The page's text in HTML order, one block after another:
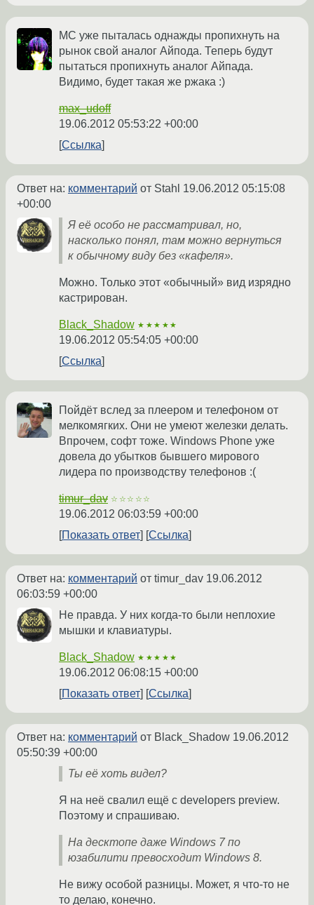
МС уже пыталась однажды пропихнуть на
рынок свой аналог Айпода. Теперь будут
пытаться пропихнуть аналог Айпада.
Видимо, будет такая же ржака :)
max_udoff
19.06.2012 05:53:22 +00:00
Ссылка
Ответ на: комментарий от Stahl 19.06.2012 05:15:08
+00:00
Я её особо не рассматривал, но,
насколько понял, там можно вернуться
к обычному виду без «кафеля».
Можно. Только этот «обычный» вид изрядно
кастрирован.
Black_Shadow ★★★★★
19.06.2012 05:54:05 +00:00
Ссылка
Пойдёт вслед за плеером и телефоном от
мелкомягких. Они не умеют железки делать.
Впрочем, софт тоже. Windows Phone уже
довела до убытков бывшего мирового
лидера по производству телефонов :(
timur_dav ☆☆☆☆☆
19.06.2012 06:03:59 +00:00
Показать ответ
Ссылка
Ответ на: комментарий от timur_dav 19.06.2012
06:03:59 +00:00
Не правда. У них когда-то были неплохие
мышки и клавиатуры.
Black_Shadow ★★★★★
19.06.2012 06:08:15 +00:00
Показать ответ
Ссылка
Ответ на: комментарий от Black_Shadow 19.06.2012
05:50:39 +00:00
Ты её хоть видел?
Я на неё свалил ещё с developers preview.
Поэтому и спрашиваю.
На десктопе даже Windows 7 по
юзабилити превосходит Windows 8.
Не вижу особой разницы. Может, я что-то не
то делаю, конечно.